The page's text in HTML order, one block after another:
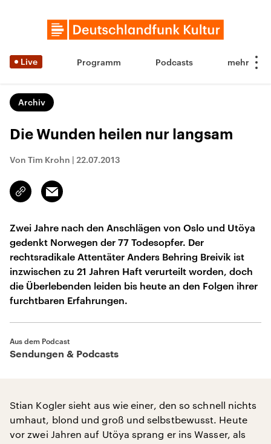
Live Programm Podcasts
Archiv
Die Wunden heilen nur langsam
Von Tim Krohn | 22.07.2013
Link
kopieren/teilen
Email
Zwei Jahre nach den Anschlägen von Oslo und Utöya
gedenkt Norwegen der 77 Todesopfer. Der
rechtsradikale Attentäter Anders Behring Breivik ist
inzwischen zu 21 Jahren Haft verurteilt worden, doch
die Überlebenden leiden bis heute an den Folgen ihrer
furchtbaren Erfahrungen.
Aus dem Podcast
Sendungen & Podcasts
Stian Kogler sieht aus wie einer, den so schnell nichts
umhaut, blond und groß und selbstbewusst. Heute
vor zwei Jahren auf Utöya sprang er ins Wasser, als